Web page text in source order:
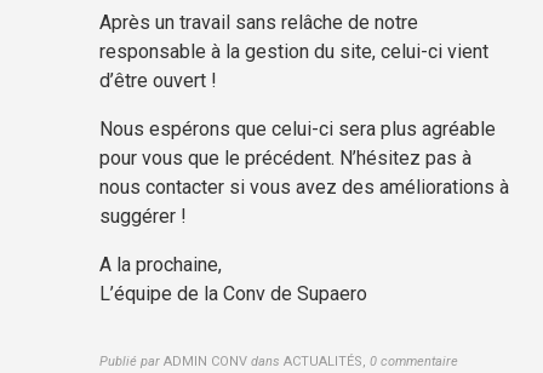
Après un travail sans relâche de notre
responsable à la gestion du site, celui-ci vient
d’être ouvert !
Nous espérons que celui-ci sera plus agréable
pour vous que le précédent. N’hésitez pas à
nous contacter si vous avez des améliorations à
suggérer !
A la prochaine,
L’équipe de la Conv de Supaero
Publié par ADMIN CONV dans ACTUALITÉS,0 commentaire